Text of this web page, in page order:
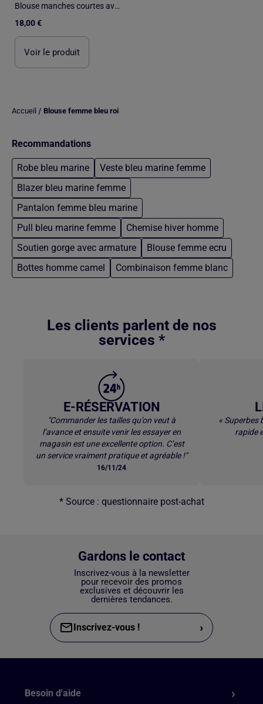
Blouse manches courtes avec broderies
18,00 €
Voir le produit
Accueil / Blouse femme bleu roi
Recommandations
Robe bleu marine
Veste bleu marine femme
Blazer bleu marine femme
Pantalon femme bleu marine
Pull bleu marine femme
Chemise hiver homme
Soutien gorge avec armature
Blouse femme ecru
Bottes homme camel
Combinaison femme blanc
Les clients parlent de nos
services *
E-RÉSERVATION
"Commander les tailles qu’on veut à
l’avance et ensuite venir les essayer en
magasin est une excellente option. C’est
un service vraiment pratique et agréable !"
16/11/24
« Superbes
rapide
* Source : questionnaire post-achat
Gardons le contact
Inscrivez-vous à la newsletter
pour recevoir des promos
exclusives et découvrir les
dernières tendances.
Inscrivez-vous ! ›
Besoin d'aide